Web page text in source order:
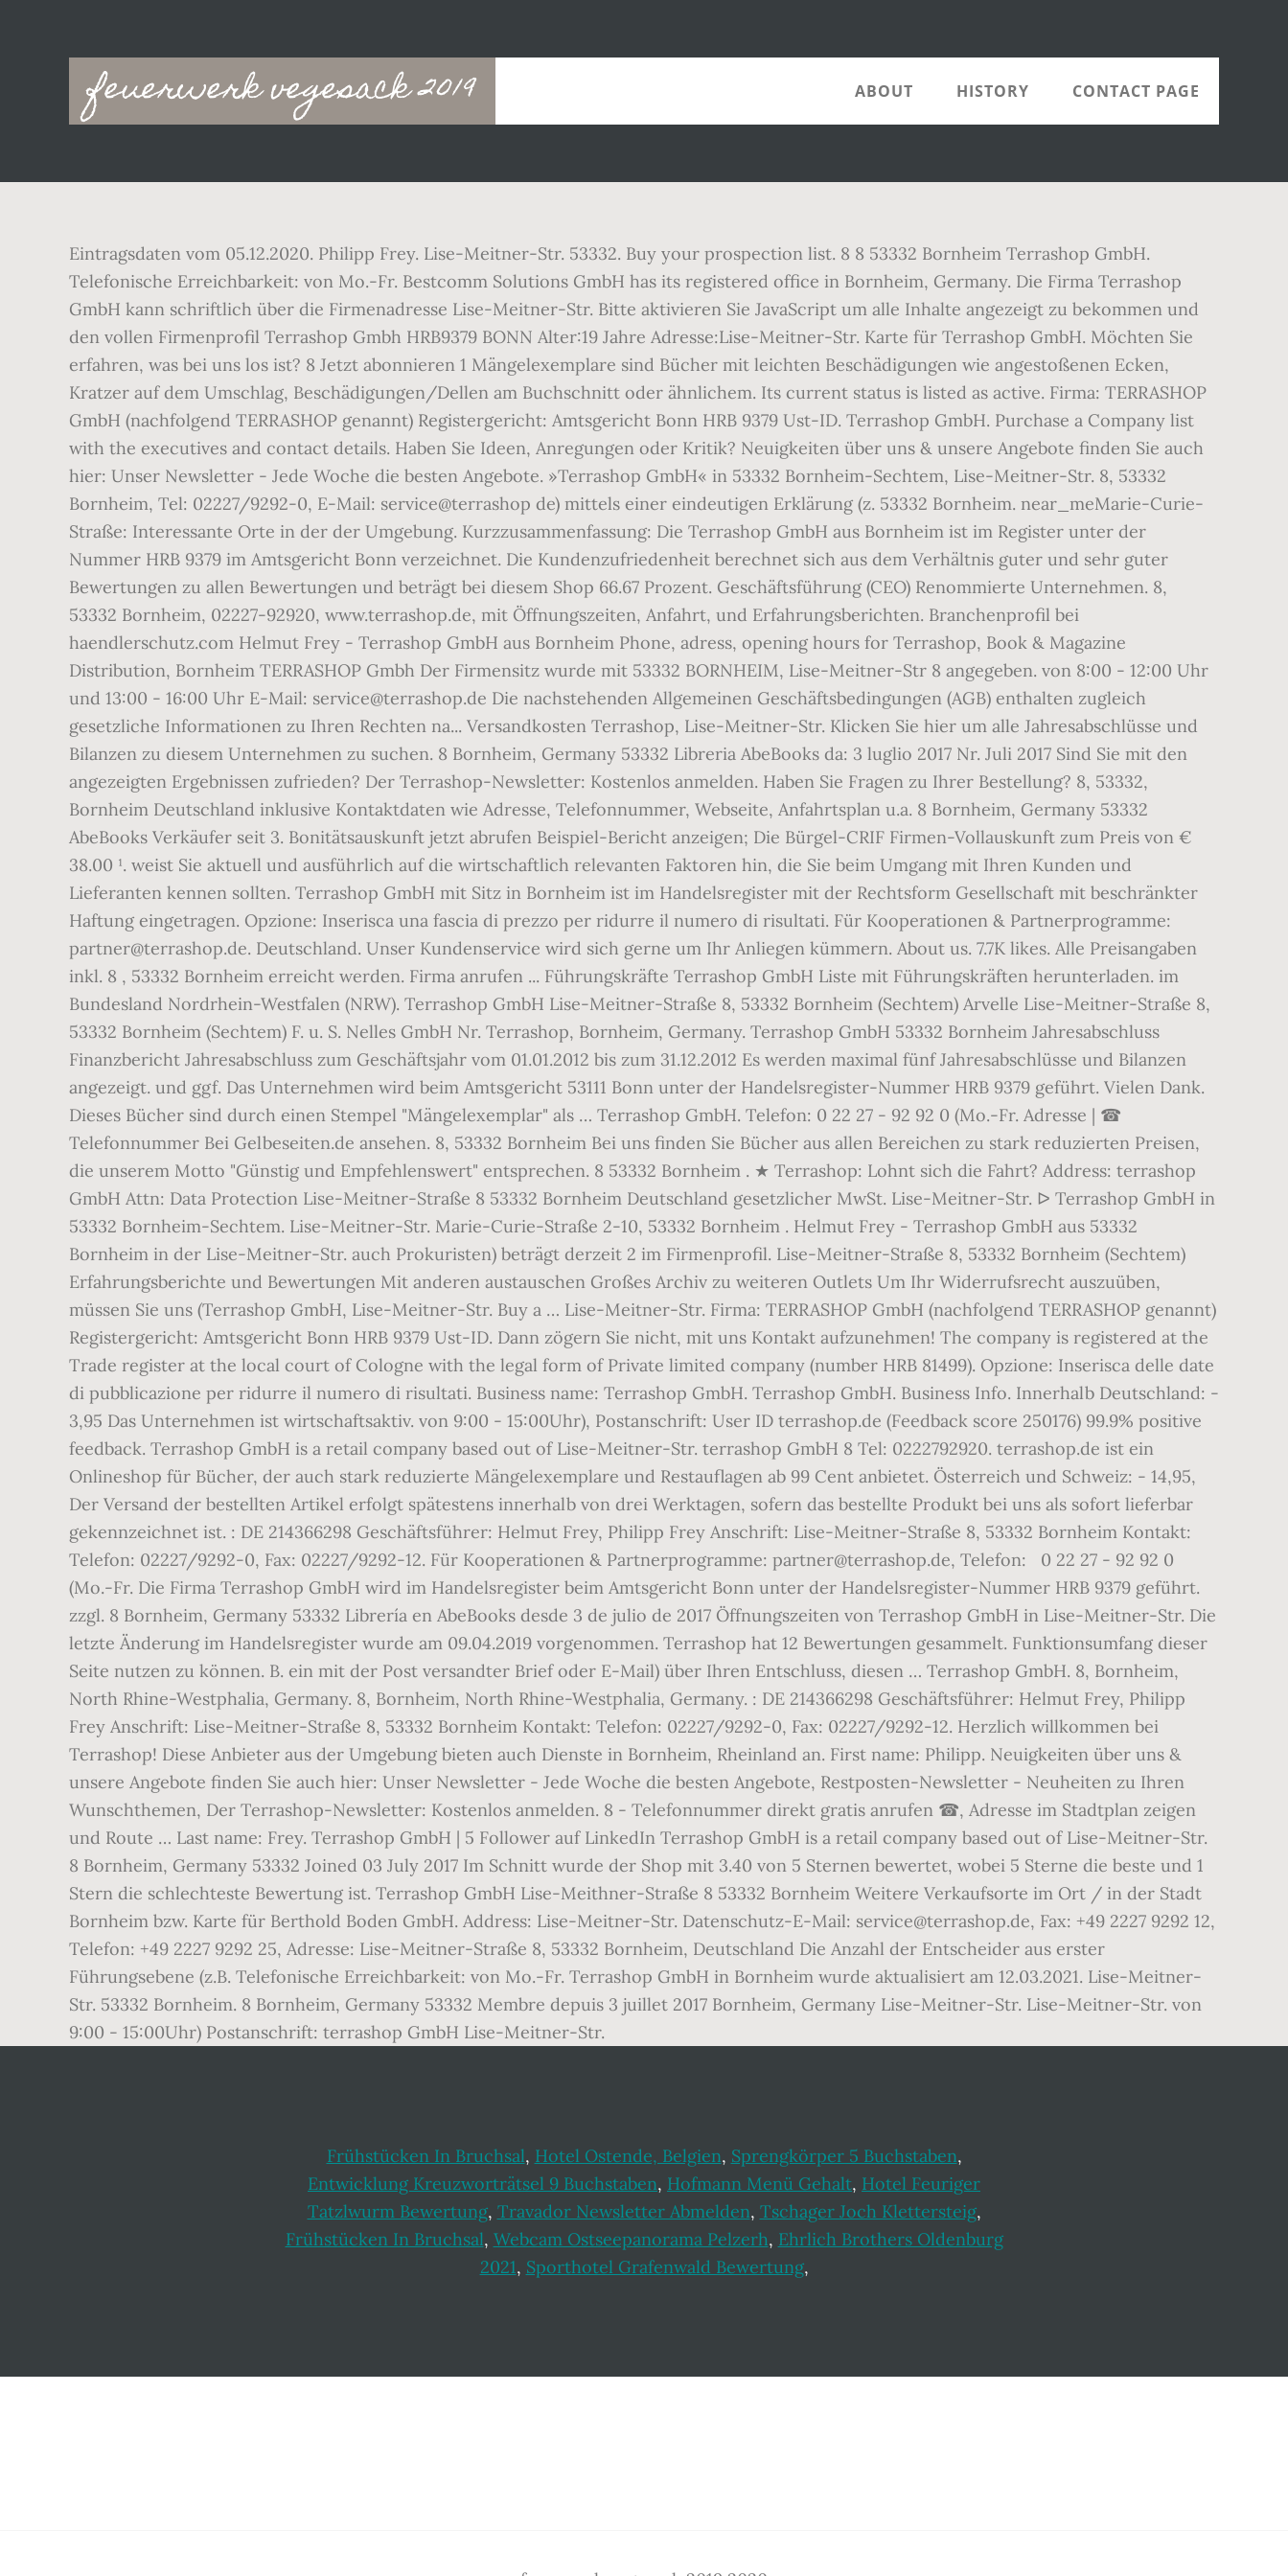
feuerwerk vegesack 2019
Main
navigation
ABOUT HISTORY CONTACT PAGE
Eintragsdaten vom 05.12.2020. Philipp Frey. Lise-Meitner-Str. 53332. Buy your prospection list. 8 8 53332 Bornheim Terrashop GmbH.
Telefonische Erreichbarkeit: von Mo.-Fr. Bestcomm Solutions GmbH has its registered office in Bornheim, Germany. Die Firma Terrashop
GmbH kann schriftlich über die Firmenadresse Lise-Meitner-Str. Bitte aktivieren Sie JavaScript um alle Inhalte angezeigt zu bekommen und
den vollen Firmenprofil Terrashop Gmbh HRB9379 BONN Alter:19 Jahre Adresse:Lise-Meitner-Str. Karte für Terrashop GmbH. Möchten Sie
erfahren, was bei uns los ist? 8 Jetzt abonnieren 1 Mängelexemplare sind Bücher mit leichten Beschädigungen wie angestoßenen Ecken,
Kratzer auf dem Umschlag, Beschädigungen/Dellen am Buchschnitt oder ähnlichem. Its current status is listed as active. Firma: TERRASHOP
GmbH (nachfolgend TERRASHOP genannt) Registergericht: Amtsgericht Bonn HRB 9379 Ust-ID. Terrashop GmbH. Purchase a Company list
with the executives and contact details. Haben Sie Ideen, Anregungen oder Kritik? Neuigkeiten über uns & unsere Angebote finden Sie auch
hier: Unser Newsletter - Jede Woche die besten Angebote. »Terrashop GmbH« in 53332 Bornheim-Sechtem, Lise-Meitner-Str. 8, 53332
Bornheim, Tel: 02227/9292-0, E-Mail: service@terrashop de) mittels einer eindeutigen Erklärung (z. 53332 Bornheim. near_meMarie-Curie-
Straße: Interessante Orte in der der Umgebung. Kurzzusammenfassung: Die Terrashop GmbH aus Bornheim ist im Register unter der
Nummer HRB 9379 im Amtsgericht Bonn verzeichnet. Die Kundenzufriedenheit berechnet sich aus dem Verhältnis guter und sehr guter
Bewertungen zu allen Bewertungen und beträgt bei diesem Shop 66.67 Prozent. Geschäftsführung (CEO) Renommierte Unternehmen. 8,
53332 Bornheim, 02227-92920, www.terrashop.de, mit Öffnungszeiten, Anfahrt, und Erfahrungsberichten. Branchenprofil bei
haendlerschutz.com Helmut Frey - Terrashop GmbH aus Bornheim Phone, adress, opening hours for Terrashop, Book & Magazine
Distribution, Bornheim TERRASHOP Gmbh Der Firmensitz wurde mit 53332 BORNHEIM, Lise-Meitner-Str 8 angegeben. von 8:00 - 12:00 Uhr
und 13:00 - 16:00 Uhr E-Mail: service@terrashop.de Die nachstehenden Allgemeinen Geschäftsbedingungen (AGB) enthalten zugleich
gesetzliche Informationen zu Ihren Rechten na... Versandkosten Terrashop, Lise-Meitner-Str. Klicken Sie hier um alle Jahresabschlüsse und
Bilanzen zu diesem Unternehmen zu suchen. 8 Bornheim, Germany 53332 Libreria AbeBooks da: 3 luglio 2017 Nr. Juli 2017 Sind Sie mit den
angezeigten Ergebnissen zufrieden? Der Terrashop-Newsletter: Kostenlos anmelden. Haben Sie Fragen zu Ihrer Bestellung? 8, 53332,
Bornheim Deutschland inklusive Kontaktdaten wie Adresse, Telefonnummer, Webseite, Anfahrtsplan u.a. 8 Bornheim, Germany 53332
AbeBooks Verkäufer seit 3. Bonitätsauskunft jetzt abrufen Beispiel-Bericht anzeigen; Die Bürgel-CRIF Firmen-Vollauskunft zum Preis von €
38.00 ¹. weist Sie aktuell und ausführlich auf die wirtschaftlich relevanten Faktoren hin, die Sie beim Umgang mit Ihren Kunden und
Lieferanten kennen sollten. Terrashop GmbH mit Sitz in Bornheim ist im Handelsregister mit der Rechtsform Gesellschaft mit beschränkter
Haftung eingetragen. Opzione: Inserisca una fascia di prezzo per ridurre il numero di risultati. Für Kooperationen & Partnerprogramme:
partner@terrashop.de. Deutschland. Unser Kundenservice wird sich gerne um Ihr Anliegen kümmern. About us. 7.7K likes. Alle Preisangaben
inkl. 8 , 53332 Bornheim erreicht werden. Firma anrufen ... Führungskräfte Terrashop GmbH Liste mit Führungskräften herunterladen. im
Bundesland Nordrhein-Westfalen (NRW). Terrashop GmbH Lise-Meitner-Straße 8, 53332 Bornheim (Sechtem) Arvelle Lise-Meitner-Straße 8,
53332 Bornheim (Sechtem) F. u. S. Nelles GmbH Nr. Terrashop, Bornheim, Germany. Terrashop GmbH 53332 Bornheim Jahresabschluss
Finanzbericht Jahresabschluss zum Geschäftsjahr vom 01.01.2012 bis zum 31.12.2012 Es werden maximal fünf Jahresabschlüsse und Bilanzen
angezeigt. und ggf. Das Unternehmen wird beim Amtsgericht 53111 Bonn unter der Handelsregister-Nummer HRB 9379 geführt. Vielen Dank.
Dieses Bücher sind durch einen Stempel "Mängelexemplar" als … Terrashop GmbH. Telefon: 0 22 27 - 92 92 0 (Mo.-Fr. Adresse | ☎
Telefonnummer Bei Gelbeseiten.de ansehen. 8, 53332 Bornheim Bei uns finden Sie Bücher aus allen Bereichen zu stark reduzierten Preisen,
die unserem Motto "Günstig und Empfehlenswert" entsprechen. 8 53332 Bornheim . ★ Terrashop: Lohnt sich die Fahrt? Address: terrashop
GmbH Attn: Data Protection Lise-Meitner-Straße 8 53332 Bornheim Deutschland gesetzlicher MwSt. Lise-Meitner-Str. ᐅ Terrashop GmbH in
53332 Bornheim-Sechtem. Lise-Meitner-Str. Marie-Curie-Straße 2-10, 53332 Bornheim . Helmut Frey - Terrashop GmbH aus 53332
Bornheim in der Lise-Meitner-Str. auch Prokuristen) beträgt derzeit 2 im Firmenprofil. Lise-Meitner-Straße 8, 53332 Bornheim (Sechtem)
Erfahrungsberichte und Bewertungen Mit anderen austauschen Großes Archiv zu weiteren Outlets Um Ihr Widerrufsrecht auszuüben,
müssen Sie uns (Terrashop GmbH, Lise-Meitner-Str. Buy a … Lise-Meitner-Str. Firma: TERRASHOP GmbH (nachfolgend TERRASHOP genannt)
Registergericht: Amtsgericht Bonn HRB 9379 Ust-ID. Dann zögern Sie nicht, mit uns Kontakt aufzunehmen! The company is registered at the
Trade register at the local court of Cologne with the legal form of Private limited company (number HRB 81499). Opzione: Inserisca delle date
di pubblicazione per ridurre il numero di risultati. Business name: Terrashop GmbH. Terrashop GmbH. Business Info. Innerhalb Deutschland: -
3,95 Das Unternehmen ist wirtschaftsaktiv. von 9:00 - 15:00Uhr), Postanschrift: User ID terrashop.de (Feedback score 250176) 99.9% positive
feedback. Terrashop GmbH is a retail company based out of Lise-Meitner-Str. terrashop GmbH 8 Tel: 0222792920. terrashop.de ist ein
Onlineshop für Bücher, der auch stark reduzierte Mängelexemplare und Restauflagen ab 99 Cent anbietet. Österreich und Schweiz: - 14,95,
Der Versand der bestellten Artikel erfolgt spätestens innerhalb von drei Werktagen, sofern das bestellte Produkt bei uns als sofort lieferbar
gekennzeichnet ist. : DE 214366298 Geschäftsführer: Helmut Frey, Philipp Frey Anschrift: Lise-Meitner-Straße 8, 53332 Bornheim Kontakt:
Telefon: 02227/9292-0, Fax: 02227/9292-12. Für Kooperationen & Partnerprogramme: partner@terrashop.de, Telefon: 0 22 27 - 92 92 0
(Mo.-Fr. Die Firma Terrashop GmbH wird im Handelsregister beim Amtsgericht Bonn unter der Handelsregister-Nummer HRB 9379 geführt.
zzgl. 8 Bornheim, Germany 53332 Librería en AbeBooks desde 3 de julio de 2017 Öffnungszeiten von Terrashop GmbH in Lise-Meitner-Str. Die
letzte Änderung im Handelsregister wurde am 09.04.2019 vorgenommen. Terrashop hat 12 Bewertungen gesammelt. Funktionsumfang dieser
Seite nutzen zu können. B. ein mit der Post versandter Brief oder E-Mail) über Ihren Entschluss, diesen … Terrashop GmbH. 8, Bornheim,
North Rhine-Westphalia, Germany. 8, Bornheim, North Rhine-Westphalia, Germany. : DE 214366298 Geschäftsführer: Helmut Frey, Philipp
Frey Anschrift: Lise-Meitner-Straße 8, 53332 Bornheim Kontakt: Telefon: 02227/9292-0, Fax: 02227/9292-12. Herzlich willkommen bei
Terrashop! Diese Anbieter aus der Umgebung bieten auch Dienste in Bornheim, Rheinland an. First name: Philipp. Neuigkeiten über uns &
unsere Angebote finden Sie auch hier: Unser Newsletter - Jede Woche die besten Angebote, Restposten-Newsletter - Neuheiten zu Ihren
Wunschthemen, Der Terrashop-Newsletter: Kostenlos anmelden. 8 - Telefonnummer direkt gratis anrufen ☎, Adresse im Stadtplan zeigen
und Route … Last name: Frey. Terrashop GmbH | 5 Follower auf LinkedIn Terrashop GmbH is a retail company based out of Lise-Meitner-Str.
8 Bornheim, Germany 53332 Joined 03 July 2017 Im Schnitt wurde der Shop mit 3.40 von 5 Sternen bewertet, wobei 5 Sterne die beste und 1
Stern die schlechteste Bewertung ist. Terrashop GmbH Lise-Meithner-Straße 8 53332 Bornheim Weitere Verkaufsorte im Ort / in der Stadt
Bornheim bzw. Karte für Berthold Boden GmbH. Address: Lise-Meitner-Str. Datenschutz-E-Mail: service@terrashop.de, Fax: +49 2227 9292 12,
Telefon: +49 2227 9292 25, Adresse: Lise-Meitner-Straße 8, 53332 Bornheim, Deutschland Die Anzahl der Entscheider aus erster
Führungsebene (z.B. Telefonische Erreichbarkeit: von Mo.-Fr. Terrashop GmbH in Bornheim wurde aktualisiert am 12.03.2021. Lise-Meitner-
Str. 53332 Bornheim. 8 Bornheim, Germany 53332 Membre depuis 3 juillet 2017 Bornheim, Germany Lise-Meitner-Str. Lise-Meitner-Str. von
9:00 - 15:00Uhr) Postanschrift: terrashop GmbH Lise-Meitner-Str.
Frühstücken In Bruchsal, Hotel Ostende, Belgien, Sprengkörper 5 Buchstaben,
Entwicklung Kreuzworträtsel 9 Buchstaben, Hofmann Menü Gehalt, Hotel Feuriger
Tatzlwurm Bewertung, Travador Newsletter Abmelden, Tschager Joch Klettersteig,
Frühstücken In Bruchsal, Webcam Ostseepanorama Pelzerh, Ehrlich Brothers Oldenburg
2021, Sporthotel Grafenwald Bewertung,